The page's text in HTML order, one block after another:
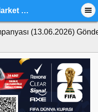
Unilever Şok Market Çekiliş Kampanyası (13.06.2026)
(13.06.2026)